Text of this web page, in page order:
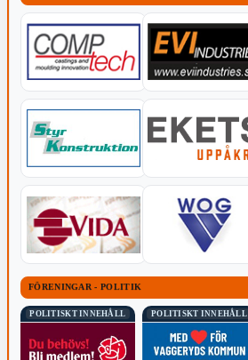
FÖRENINGAR - POLITIK
POLITISKT INNEHÅLL POLITISKT INNEHÅLL